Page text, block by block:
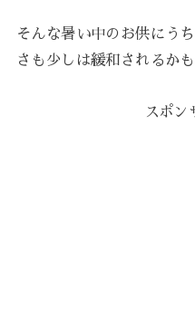
そんな暑い中のお供にう
さも少しは緩和されるか
スポン